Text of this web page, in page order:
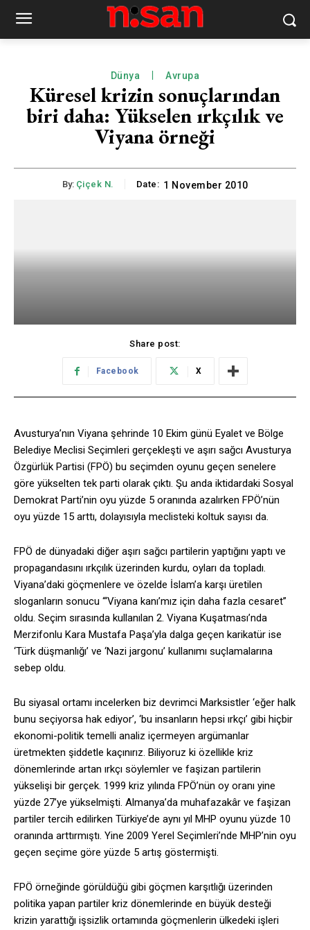
Dünya Avrupa
Küresel krizin sonuçlarından
biri daha: Yükselen ırkçılık ve
Viyana örneği
By: Çiçek N. Date: 1 November 2010
Share post:
Facebook X
Avusturya’nın Viyana şehrinde 10 Ekim günü Eyalet ve Bölge
Belediye Meclisi Seçimleri gerçekleşti ve aşırı sağcı Avusturya
Özgürlük Partisi (FPÖ) bu seçimden oyunu geçen senelere
göre yükselten tek parti olarak çıktı. Şu anda iktidardaki Sosyal
Demokrat Parti’nin oyu yüzde 5 oranında azalırken FPÖ’nün
oyu yüzde 15 arttı, dolayısıyla meclisteki koltuk sayısı da.
FPÖ de dünyadaki diğer aşırı sağcı partilerin yaptığını yaptı ve
propagandasını ırkçılık üzerinden kurdu, oyları da topladı.
Viyana’daki göçmenlere ve özelde İslam’a karşı üretilen
sloganların sonucu “‘Viyana kanı’mız için daha fazla cesaret”
oldu. Seçim sırasında kullanılan 2. Viyana Kuşatması’nda
Merzifonlu Kara Mustafa Paşa’yla dalga geçen karikatür ise
‘Türk düşmanlığı’ ve ‘Nazi jargonu’ kullanımı suçlamalarına
sebep oldu.
Bu siyasal ortamı incelerken biz devrimci Marksistler ‘eğer halk
bunu seçiyorsa hak ediyor’, ‘bu insanların hepsi ırkçı’ gibi hiçbir
ekonomi-politik temelli analiz içermeyen argümanlar
üretmekten şiddetle kaçınırız. Biliyoruz ki özellikle kriz
dönemlerinde artan ırkçı söylemler ve faşizan partilerin
yükselişi bir gerçek. 1999 kriz yılında FPÖ’nün oy oranı yine
yüzde 27’ye yükselmişti. Almanya’da muhafazakâr ve faşizan
partiler tercih edilirken Türkiye’de aynı yıl MHP oyunu yüzde 10
oranında arttırmıştı. Yine 2009 Yerel Seçimleri’nde MHP’nin oyu
geçen seçime göre yüzde 5 artış göstermişti.
FPÖ örneğinde görüldüğü gibi göçmen karşıtlığı üzerinden
politika yapan partiler kriz dönemlerinde en büyük desteği
krizin yarattığı işsizlik ortamında göçmenlerin ülkedeki işleri